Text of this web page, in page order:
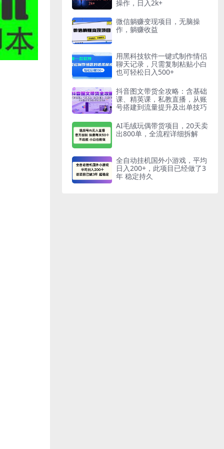
操作，日入2k+
微信躺赚变现项目，无脑操
作，躺赚收益
用黑科技软件一键式制作情侣
聊天记录，只需复制粘贴小白
也可轻松日入500+
抖音图文带货全攻略：含基础
课、精英课，私教直播，从账
号搭建到流量提升及出单技巧
AI毛绒玩偶带货项目，20天卖
出800单，全流程详细拆解
全自动挂机国外小游戏，平均
日入200+，此项目已经做了3
年 稳定持久